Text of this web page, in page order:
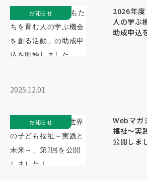
2026年度
人の学ぶ
助成申込
2025.12.01
お知らせ
Webマガ
福祉～実
公開しま
お知らせ